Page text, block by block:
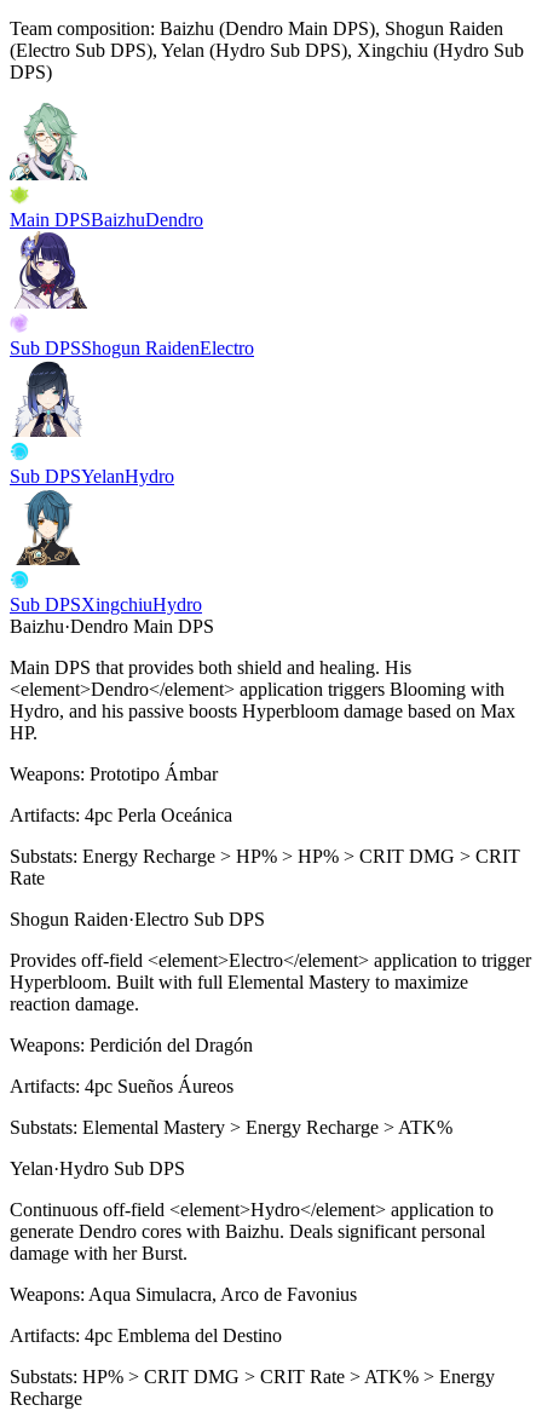
Team composition: Baizhu (Dendro Main DPS), Shogun Raiden
(Electro Sub DPS), Yelan (Hydro Sub DPS), Xingchiu (Hydro Sub
DPS)
Main DPSBaizhuDendro
Sub DPSShogun RaidenElectro
Sub DPSYelanHydro
Sub DPSXingchiuHydro
Baizhu·Dendro Main DPS
Main DPS that provides both shield and healing. His
<element>Dendro</element> application triggers Blooming with
Hydro, and his passive boosts Hyperbloom damage based on Max
HP.
Weapons: Prototipo Ámbar
Artifacts: 4pc Perla Oceánica
Substats: Energy Recharge > HP% > HP% > CRIT DMG > CRIT
Rate
Shogun Raiden·Electro Sub DPS
Provides off-field <element>Electro</element> application to trigger
Hyperbloom. Built with full Elemental Mastery to maximize
reaction damage.
Weapons: Perdición del Dragón
Artifacts: 4pc Sueños Áureos
Substats: Elemental Mastery > Energy Recharge > ATK%
Yelan·Hydro Sub DPS
Continuous off-field <element>Hydro</element> application to
generate Dendro cores with Baizhu. Deals significant personal
damage with herBurst.
Weapons: Aqua Simulacra, Arco de Favonius
Artifacts: 4pc Emblema del Destino
Substats: HP% > CRIT DMG > CRIT Rate > ATK% > Energy
Recharge